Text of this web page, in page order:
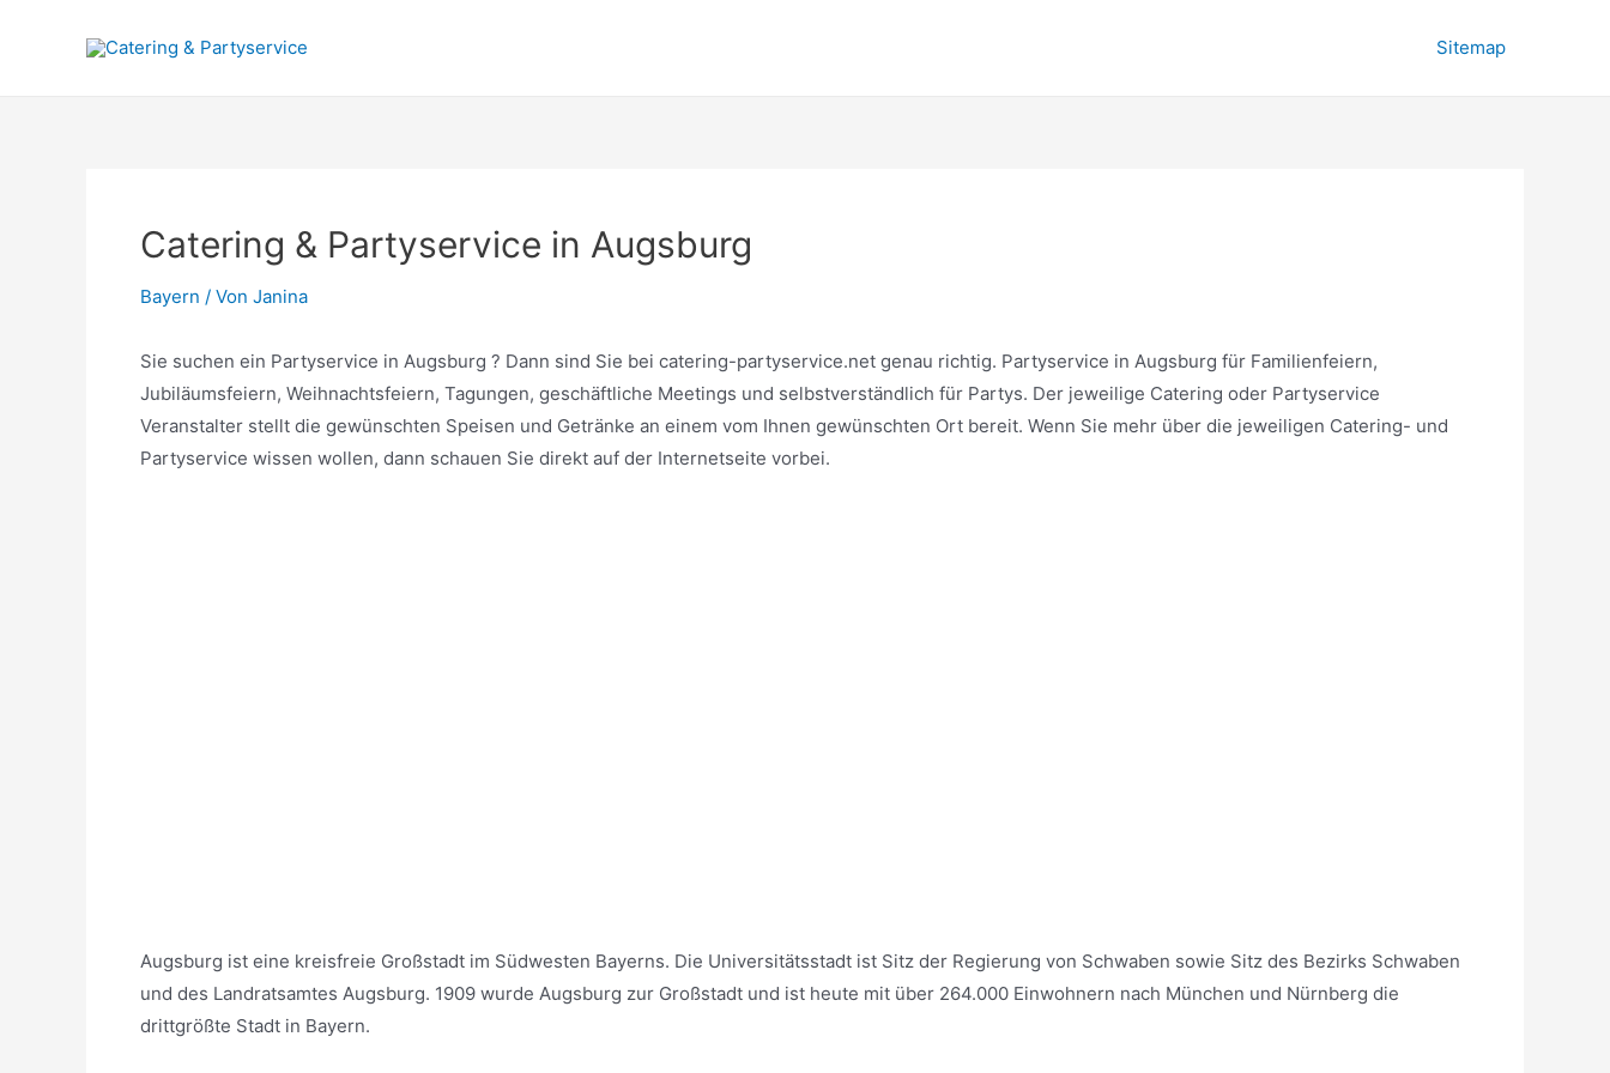
Sitemap
Catering & Partyservice in Augsburg
Bayern / Von Janina
Sie suchen ein Partyservice in Augsburg ? Dann sind Sie bei catering-partyservice.net genau richtig. Partyservice in Augsburg für Familienfeiern,
Jubiläumsfeiern, Weihnachtsfeiern, Tagungen, geschäftliche Meetings und selbstverständlich für Partys. Der jeweilige Catering oder Partyservice
Veranstalter stellt die gewünschten Speisen und Getränke an einem vom Ihnen gewünschten Ort bereit. Wenn Sie mehr über die jeweiligen Catering- und
Partyservice wissen wollen, dann schauen Sie direkt auf der Internetseite vorbei.
Augsburg ist eine kreisfreie Großstadt im Südwesten Bayerns. Die Universitätsstadt ist Sitz der Regierung von Schwaben sowie Sitz des Bezirks Schwaben
und des Landratsamtes Augsburg. 1909 wurde Augsburg zur Großstadt und ist heute mit über 264.000 Einwohnern nach München und Nürnberg die
drittgrößte Stadt in Bayern.